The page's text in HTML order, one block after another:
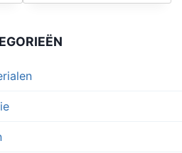
product
meerdere